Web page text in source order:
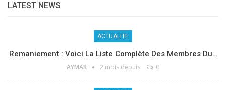
LATEST NEWS
ACTUALITE
Remaniement : Voici La Liste Complète Des Membres Du…
AYMAR 2 mois depuis 0